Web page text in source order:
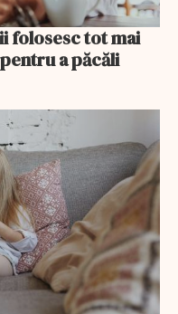
folosesc tot mai
a păcăli